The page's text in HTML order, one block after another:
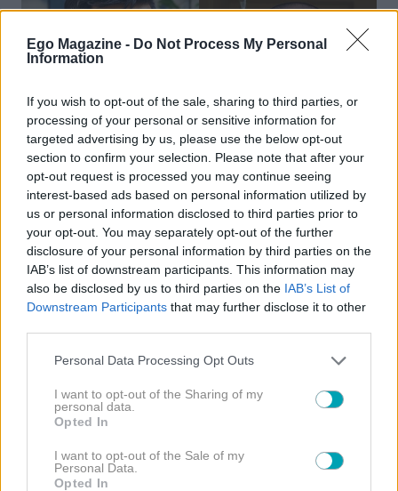
Ego Magazine - Do Not Process My Personal
Information
If you wish to opt-out of the sale, sharing to third parties, or
processing of your personal or sensitive information for
targeted advertising by us, please use the below opt-out
section to confirm your selection. Please note that after your
opt-out request is processed you may continue seeing
interest-based ads based on personal information utilized by
us or personal information disclosed to third parties prior to
your opt-out. You may separately opt-out of the further
disclosure of your personal information by third parties on the
IAB’s list of downstream participants. This information may
also be disclosed by us to third parties on the IAB’s List of
Downstream Participants that may further disclose it to other
Please note that this website/app uses one or more Google
not limited to your visit or usage behaviour. You may click to
grant or deny consent to Google and its third-party tags to
use your data for below specified purposes in below Google
consent section.
Personal Data Processing Opt Outs
I want to opt-out of the Sharing of my
personal data.
Opted In
I want to opt-out of the Sale of my
Personal Data.
Opted In
NEWS
Γιώργος Παράσχος: Συνεχίζει τη μάχη με τον
καρκίνο – Η νέα ανάρτηση από το νοσοκομείο